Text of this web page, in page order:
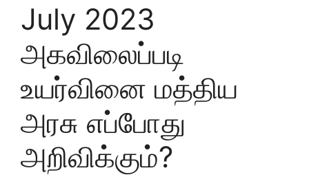
July 2023
அகவிலைப்படி
உயர்வினை மத்திய
அரசு எப்போது
அறிவிக்கும்?